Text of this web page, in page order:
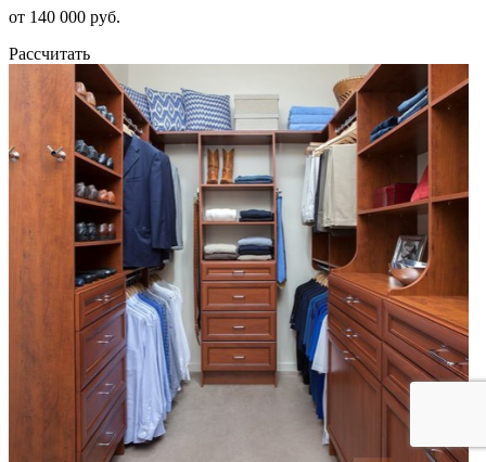
от 140 000 руб.
Рассчитать